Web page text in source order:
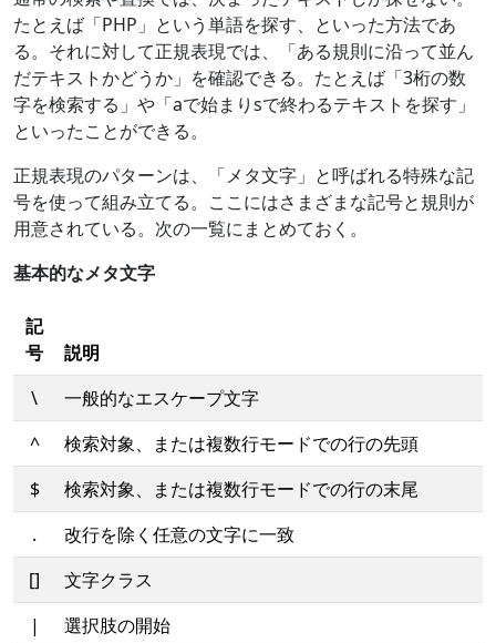
たとえば「PHP」という単語を探す、といった方法であ
る。それに対して正規表現では、「ある規則に沿って並ん
だテキストかどうか」を確認できる。たとえば「3桁の数
字を検索する」や「aで始まりsで終わるテキストを探す」
といったことができる。
正規表現のパターンは、「メタ文字」と呼ばれる特殊な記
号を使って組み立てる。ここにはさまざまな記号と規則が
用意されている。次の一覧にまとめておく。
基本的なメタ文字
記
号
説明
\
一般的なエスケープ文字
^
検索対象、または複数行モードでの行の先頭
$
検索対象、または複数行モードでの行の末尾
.
改行を除く任意の文字に一致
[]
文字クラス
|
選択肢の開始